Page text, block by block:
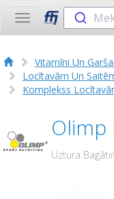
Toggle
navigation
Vitamīni Un
Locītavām Un
Komplekss
Olimp
Uztura